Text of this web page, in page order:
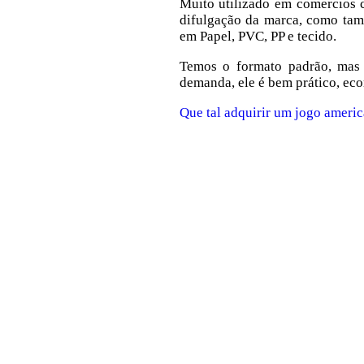
Muito utilizado em comercios
difulgação da marca, como
em Papel, PVC, PP e tecido.
Temos o formato padrão,
demanda, ele é bem prático,
Que tal adquirir um jogo